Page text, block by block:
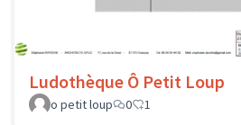
Ludothèque Ô Petit Loup
o petit loup
0 1